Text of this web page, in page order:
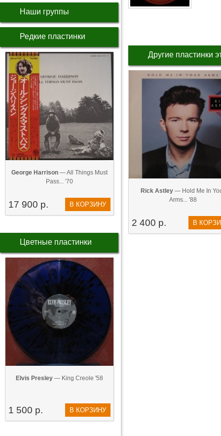
Наши группы
Редкие пластинки
George Harrison — All Things Must
Pass... '70
17 900 р. В КОРЗИНУ
Цветные пластинки
Elvis Presley — King Creole '58
1 500 р. В КОРЗИНУ
Другие пластинки
Rick Astley — Hold Me In
Arms... '88
2 400 р. В